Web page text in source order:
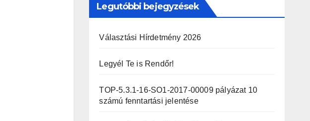
Legutóbbi bejegyzések
Választási Hírdetmény 2026
Legyél Te is Rendőr!
TOP-5.3.1-16-SO1-2017-00009 pályázat 10
számú fenntartási jelentése